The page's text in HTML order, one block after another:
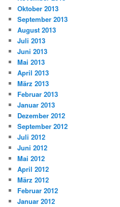
Oktober 2013
September 2013
August 2013
Juli 2013
Juni 2013
Mai 2013
April 2013
März 2013
Februar 2013
Januar 2013
Dezember 2012
September 2012
Juli 2012
Juni 2012
Mai 2012
April 2012
März 2012
Februar 2012
Januar 2012